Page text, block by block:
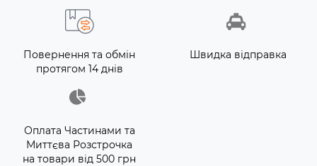
Повернення та обмін
протягом 14 днів
Швидка відправка
Оплата Частинами та
Миттєва Розстрочка
на товари від 500 грн